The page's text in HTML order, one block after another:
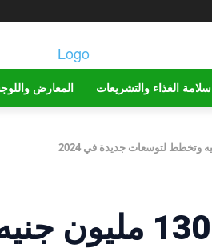
سلامة الغذاء والتشريعات المعارض
“زادنا” تستهدف مبيعات بقيمة 130 مليون